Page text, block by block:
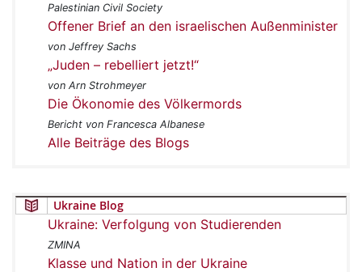
Palestinian Civil Society
Offener Brief an den israelischen Außenminister
von Jeffrey Sachs
„Juden – rebelliert jetzt!“
von Arn Strohmeyer
Die Ökonomie des Völkermords
Bericht von Francesca Albanese
Alle Beiträge des Blogs
Ukraine Blog
Ukraine: Verfolgung von Studierenden
ZMINA
Klasse und Nation in der Ukraine